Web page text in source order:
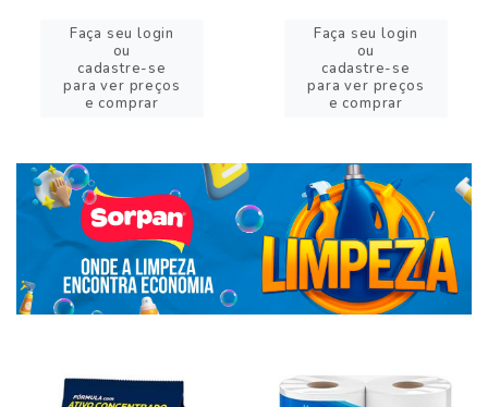
Faça seu login
ou
cadastre-se
para ver preços
e comprar
Faça seu login
ou
cadastre-se
para ver preços
e comprar